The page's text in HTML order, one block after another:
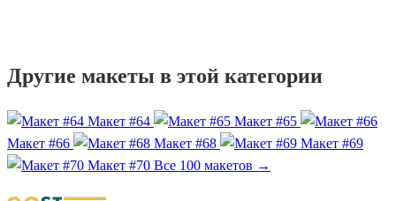
Другие макеты в этой категории
Макет #64
Макет #65
Макет #66
Макет #68
Макет #69
Макет #70 Все 100 макетов →